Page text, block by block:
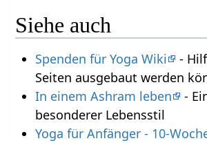
Siehe auch
Spenden für Yoga Wiki
-
Seiten ausgebaut werden
In einem Ashram leben
-
besonderer Lebensstil
Yoga für Anfänger - 10-